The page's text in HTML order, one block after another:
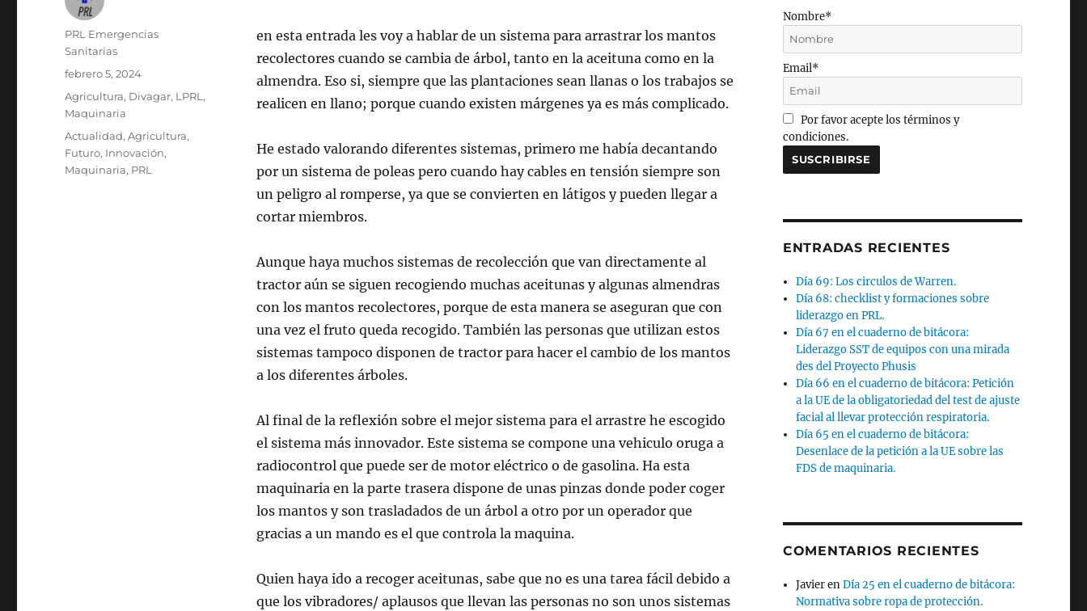
en esta entrada les voy a hablar de un sistema para arrastrar los mantos
recolectores cuando se cambia de árbol, tanto en la aceituna como en la
almendra. Eso si, siempre que las plantaciones sean llanas o los trabajos se
realicen en llano; porque cuando existen márgenes ya es más complicado.
He estado valorando diferentes sistemas, primero me había decantando
por un sistema de poleas pero cuando hay cables en tensión siempre son
un peligro al romperse, ya que se convierten en látigos y pueden llegar a
cortar miembros.
Aunque haya muchos sistemas de recolección que van directamente al
tractor aún se siguen recogiendo muchas aceitunas y algunas almendras
con los mantos recolectores, porque de esta manera se aseguran que con
una vez el fruto queda recogido. También las personas que utilizan estos
sistemas tampoco disponen de tractor para hacer el cambio de los mantos
a los diferentes árboles.
Al final de la reflexión sobre el mejor sistema para el arrastre he escogido
el sistema más innovador. Este sistema se compone una vehiculo oruga a
radiocontrol que puede ser de motor eléctrico o de gasolina. Ha esta
maquinaria en la parte trasera dispone de unas pinzas donde poder coger
los mantos y son trasladados de un árbol a otro por un operador que
gracias a un mando es el que controla la maquina.
Quien haya ido a recoger aceitunas, sabe que no es una tarea fácil debido a
que los vibradores/ aplausos que llevan las personas no son unos sistemas
Autor
PRL Emergencias
Sanitarias
Publicado
febrero 5, 2024
Categorías
Agricultura, Divagar, LPRL ,
Maquinaria
Etiquetas
Actualidad,Agricultura,
Futuro, Innovación,
Maquinaria, PRL
Nombre*
Email*
Por favor acepte los términos y
condiciones.
ENTRADAS RECIENTES
Día 69: Los circulos de Warren.
Día 68: checklist y formaciones sobre
liderazgo en PRL.
Día 67 en el cuaderno de bitácora:
Liderazgo SST de equipos con una mirada
des del Proyecto Phusis
Día 66 en el cuaderno de bitácora: Petición
a la UE de la obligatoriedad del test de ajuste
facial al llevar protección respiratoria.
Día 65 en el cuaderno de bitácora:
Desenlace de la petición a la UE sobre las
FDS de maquinaria.
COMENTARIOS RECIENTES
JavierenDía 25 en el cuaderno de bitácora:
Normativa sobre ropa de protección.